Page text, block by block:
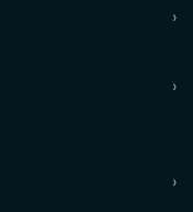
›
›
›